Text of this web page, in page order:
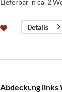
Lieferbar in ca. 2
Details
Abdeckung links